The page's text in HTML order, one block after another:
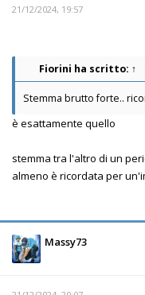
21/12/2024, 19:57
Fiorini ha scritto: ↑
Stemma brutto forte..
è esattamente quello
stemma tra l'altro di un
almeno è ricordata per
Massy73